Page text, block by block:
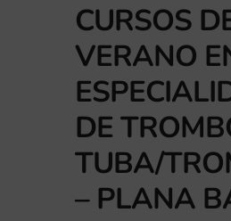
CURSOS
VERANO
DE
TUBA/
– PLANA